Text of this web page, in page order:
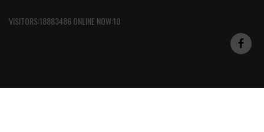
VISITORS:18883486 ONLINE NOW:10